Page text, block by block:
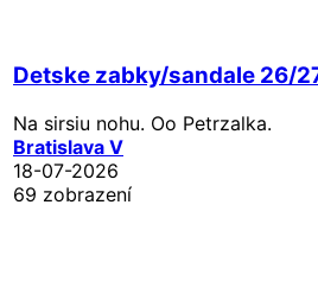
Detske zabky/sandale 26/
Na sirsiu nohu. Oo Petrzalka.
Bratislava V
18-07-2026
69 zobrazení